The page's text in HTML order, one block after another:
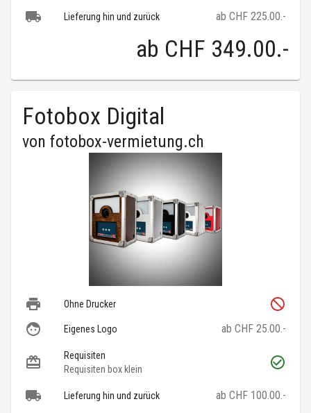
Lieferung hin und zurück ab CHF 225.00.-
ab CHF 349.00.-
Fotobox Digital
von fotobox-vermietung.ch
Ohne Drucker
Eigenes Logo ab CHF 25.00.-
Requisiten
Requisiten box klein
Lieferung hin und zurück ab CHF 100.00.-